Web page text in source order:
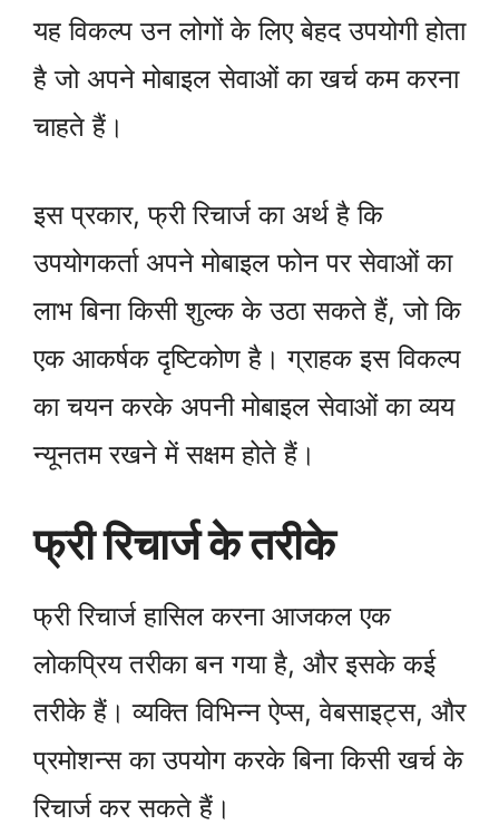
यह विकल्प उन लोगों के लिए बेहद उपयोगी होता
है जो अपने मोबाइल सेवाओं का खर्च कम करना
चाहते हैं।
इस प्रकार, फ्री रिचार्ज का अर्थ है कि
उपयोगकर्ता अपने मोबाइल फोन पर सेवाओं का
लाभ बिना किसी शुल्क के उठा सकते हैं, जो कि
एक आकर्षक दृष्टिकोण है। ग्राहक इस विकल्प
का चयन करके अपनी मोबाइल सेवाओं का व्यय
न्यूनतम रखने में सक्षम होते हैं।
फ्री रिचार्ज के तरीके
फ्री रिचार्ज हासिल करना आजकल एक
लोकप्रिय तरीका बन गया है, और इसके कई
तरीके हैं। व्यक्ति विभिन्न ऐप्स, वेबसाइट्स, और
प्रमोशन्स का उपयोग करके बिना किसी खर्च के
रिचार्ज कर सकते हैं।